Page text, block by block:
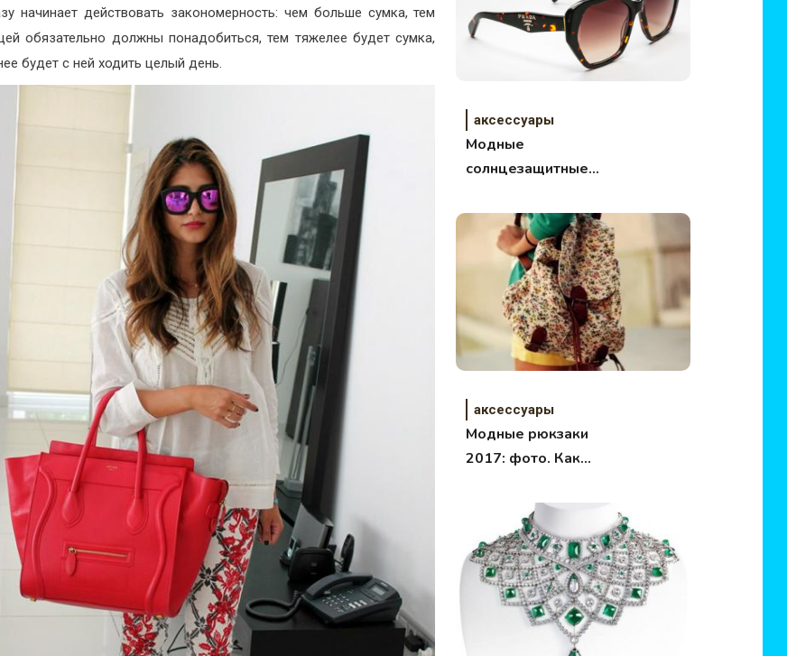
начинает действовать закономерность: чем больше сумка, тем
обязательно должны понадобиться, тем тяжелее будет сумка,
будет с ней ходить целый день.
аксессуары
Модные
солнцезащитные
аксессуары
Модные рюкзаки
2017: фото. Как